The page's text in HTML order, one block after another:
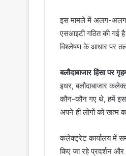
इस मामले में अलग-अलग
एसआइटी गठित की गई
विश्लेषण के आधार पर
बलौदाबाजार हिंसा पर
इधर, बलौदाबाजार
कौन-कौन गए थे, हमें
अपने ही लोगों को खत्‍म
कलेक्ट्रेट कार्यालय में
किए जा रहे प्रदर्शन और